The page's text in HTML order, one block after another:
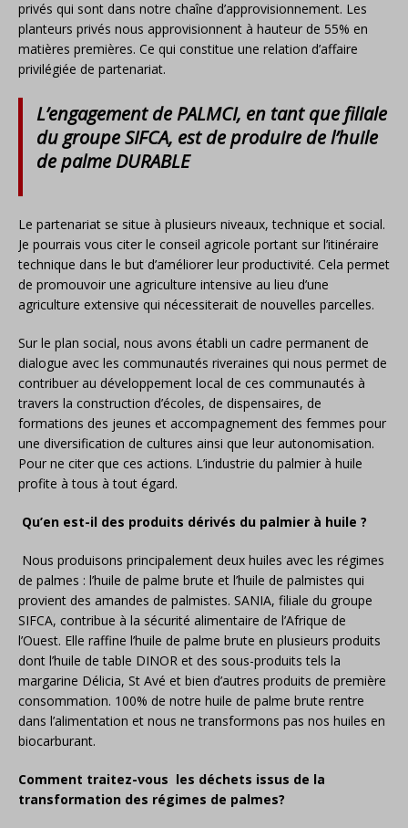
privés qui sont dans notre chaîne d’approvisionnement. Les
planteurs privés nous approvisionnent à hauteur de 55% en
matières premières. Ce qui constitue une relation d’affaire
privilégiée de partenariat.
L’engagement de PALMCI, en tant que filiale
du groupe SIFCA, est de produire de l’huile
de palme DURABLE
Le partenariat se situe à plusieurs niveaux, technique et social.
Je pourrais vous citer le conseil agricole portant sur l’itinéraire
technique dans le but d’améliorer leur productivité. Cela permet
de promouvoir une agriculture intensive au lieu d’une
agriculture extensive qui nécessiterait de nouvelles parcelles.
Sur le plan social, nous avons établi un cadre permanent de
dialogue avec les communautés riveraines qui nous permet de
contribuer au développement local de ces communautés à
travers la construction d’écoles, de dispensaires, de
formations des jeunes et accompagnement des femmes pour
une diversification de cultures ainsi que leur autonomisation.
Pour ne citer que ces actions. L’industrie du palmier à huile
profite à tous à tout égard.
Qu’en est-il des produits dérivés du palmier à huile ?
Nous produisons principalement deux huiles avec les régimes
de palmes : l’huile de palme brute et l’huile de palmistes qui
provient des amandes de palmistes. SANIA, filiale du groupe
SIFCA, contribue à la sécurité alimentaire de l’Afrique de
l’Ouest. Elle raffine l’huile de palme brute en plusieurs produits
dont l’huile de table DINOR et des sous-produits tels la
margarine Délicia, St Avé et bien d’autres produits de première
consommation. 100% de notre huile de palme brute rentre
dans l’alimentation et nous ne transformons pas nos huiles en
biocarburant.
Comment traitez-vous les déchets issus de la
transformation des régimes de palmes?